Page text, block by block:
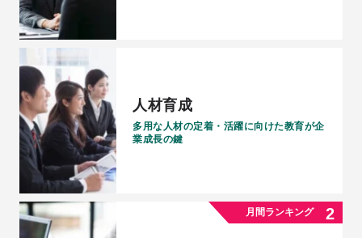
人材育成
多用な人材の定着・活躍に向けた教育が企
業成長の鍵